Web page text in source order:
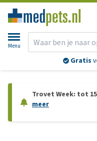
Menu
Gratis
Trovet Week: tot
meer